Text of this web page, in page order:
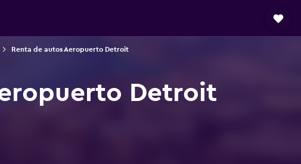
Renta de autos Aeropuerto Detroit
Detroit